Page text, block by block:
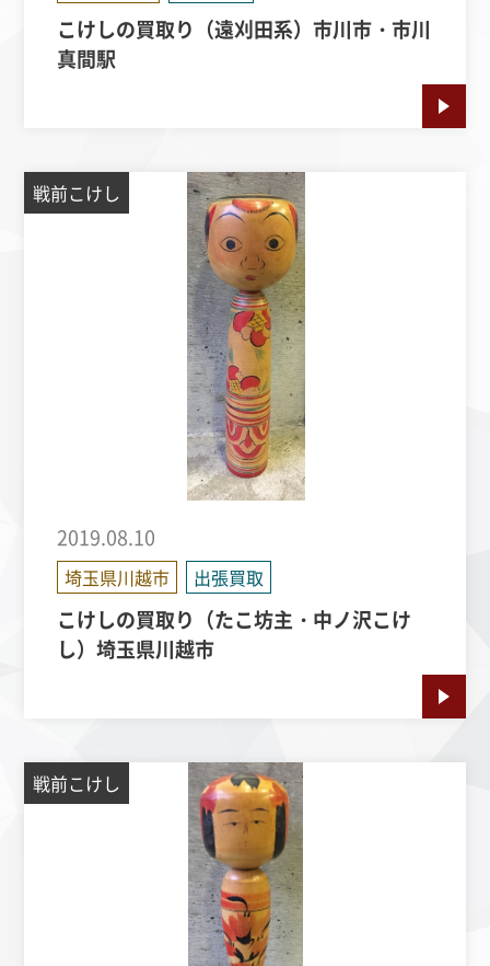
こけしの買取り（遠刈田系）市川市・市川
真間駅
戦前こけし
2019.08.10
埼玉県川越市 出張買取
こけしの買取り（たこ坊主・中ノ沢こけ
し）埼玉県川越市
戦前こけし